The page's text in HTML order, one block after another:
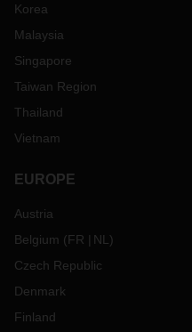
Korea
Malaysia
Singapore
Taiwan Region
Thailand
Vietnam
EUROPE
Austria
Belgium (FR NL )
Czech Republic
Denmark
Finland